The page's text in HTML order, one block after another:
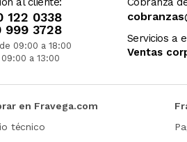
122 0338
999 3728
09:00 a 18:00
a 13:00
Servicios a
Ventas
en Fravega.com
técnico